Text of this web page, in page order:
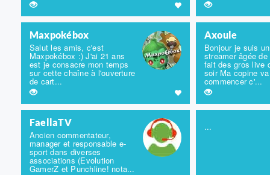
Maxpokébox
Salut les amis, c'est
Maxpokébox :) J'ai 21 ans
est je consacre mon temps
sur cette chaîne à l'ouverture
de cart...
Axoule
Bonjour je suis
streamer âgée
fait des gros live
soir Ma copine va
commencer c'...
FaellaTV
Ancien commentateur,
manager et responsable e-
sport dans diverses
associations (Evolution
GamerZ et Punchline! nota...
...